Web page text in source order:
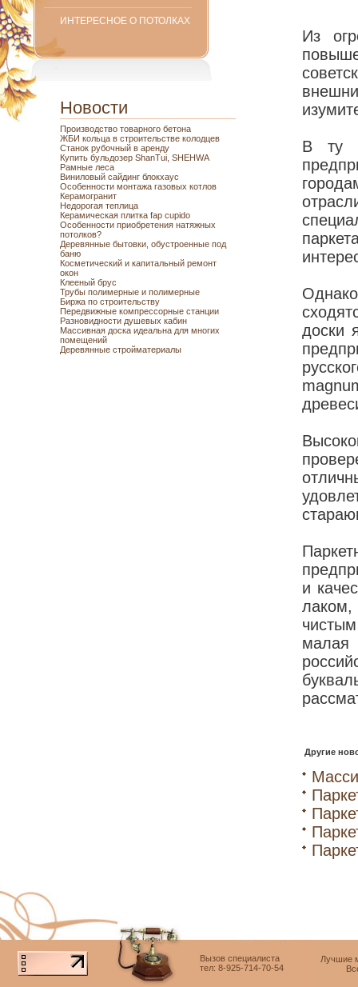
ИНТЕРЕСНОЕ О ПОТОЛКАХ
Новости
Производство товарного бетона
ЖБИ кольца в строительстве колодцев
Станок рубочный в аренду
Купить бульдозер ShanTui, SHEHWA
Рамные леса
Виниловый сайдинг блокхаус
Особенности монтажа газовых котлов
Керамогранит
Недорогая теплица
Керамическая плитка fap cupido
Особенности приобретения натяжных
потолков?
Деревянные бытовки, обустроенные под
баню
Косметический и капитальный ремонт
окон
Клееный брус
Трубы полимерные и полимерные
Биржа по строительству
Передвижные компрессорные станции
Разновидности душевых кабин
Массивная доска идеальна для многих
помещений
Деревянные стройматериалы
Из
В ту
доски
и
лаком,
малая
Другие
Вызов специалиста
тел: 8-925-714-70-54
Лучшие